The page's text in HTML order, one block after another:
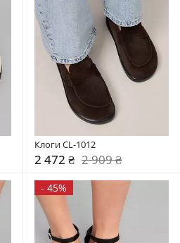
Клоги CL-1012
2 472 ₴ 2 909 ₴
- 45%